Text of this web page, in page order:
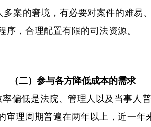
案的窘境，有必要对案件的难易
，合理配置有限的司法资源。
（二）参与各方降低成本的需求
偏低是法院、管理人以及当事人
审理周期普遍在两年以上，近一年